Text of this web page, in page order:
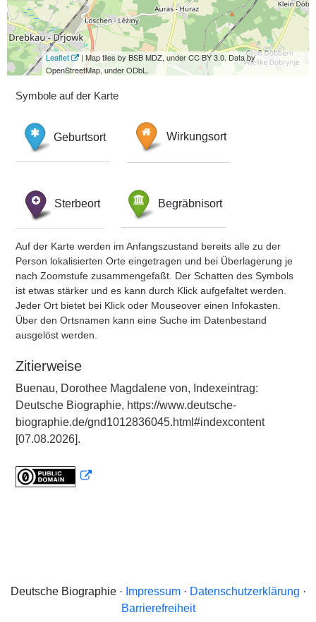
Leaflet
| Map tiles by BSB MDZ, under CC BY 3.0. Data by
OpenStreetMap, under ODbL.
Symbole auf der Karte
Geburtsort Wirkungsort
Sterbeort Begräbnisort
Auf der Karte werden im Anfangszustand bereits alle zu der
Person lokalisierten Orte eingetragen und bei Überlagerung je
nach Zoomstufe zusammengefaßt. Der Schatten des Symbols
ist etwas stärker und es kann durch Klick aufgefaltet werden.
Jeder Ort bietet bei Klick oder Mouseover einen Infokasten.
Über den Ortsnamen kann eine Suche im Datenbestand
ausgelöst werden.
Zitierweise
Buenau, Dorothee Magdalene von, Indexeintrag:
Deutsche Biographie, https://www.deutsche-
biographie.de/gnd1012836045.html#indexcontent
[07.08.2026].
Deutsche Biographie · Impressum· Datenschutzerklärung ·
Barrierefreiheit